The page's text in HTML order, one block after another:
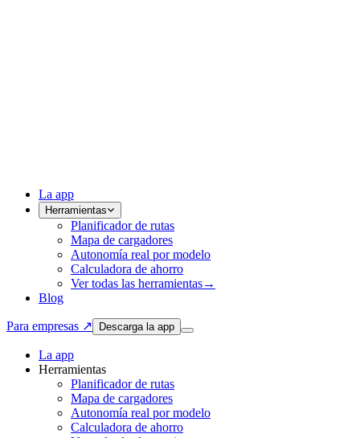
La app
Herramientas
Planificador de rutas
Mapa de cargadores
Autonomía real por modelo
Calculadora de ahorro
Ver todas las herramientas→
Blog
Para empresas ↗ Descarga la app
La app
Herramientas
Planificador de rutas
Mapa de cargadores
Autonomía real por modelo
Calculadora de ahorro